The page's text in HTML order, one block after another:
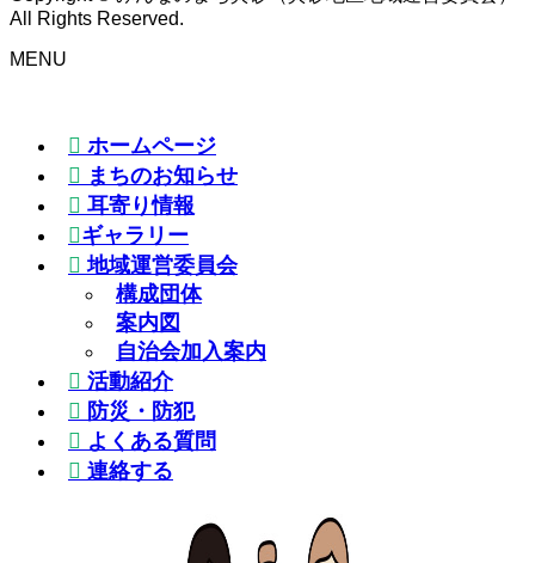
All Rights Reserved.
MENU
ホームページ
まちのお知らせ
耳寄り情報
ギャラリー
地域運営委員会
構成団体
案内図
自治会加入案内
活動紹介
防災・防犯
よくある質問
連絡する